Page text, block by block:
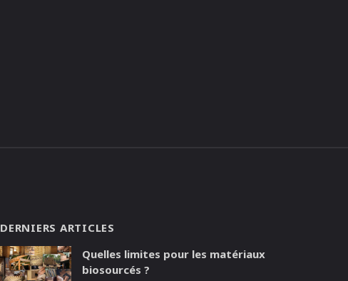
DERNIERS ARTICLES
Quelles limites pour les matériaux
biosourcés ?